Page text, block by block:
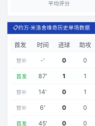
平均评分
📋约万·米洛舍维奇历史单场数据
首发 时间 进球 助攻
替补 -' 0 0
首发 87' 1 1
替补 14' 0 1
替补 6' 0 0
首发 45' 0 0